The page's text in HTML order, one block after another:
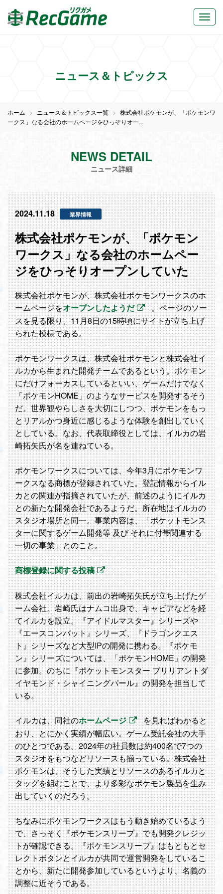
オープンしたよ...">オープンしたよ...">
ニュース＆トピックス
ホーム ニュース＆トピックス一覧
株式会社ポケモンが、「ポケモンワ
ークス」なる会社のホームページをひっそりオー...
NEWS DETAIL
ニュース詳細
2024.11.18 業界情報
株式会社ポケモンが、「ポケモン
ワークス」なる会社のホームペー
ジをひっそりオープンしていた
株式会社ポケモンが、株式会社ポケモンワークスのホ
ームページをオープンしたようだ
。ページのソー
スを見る限り、11月8日の15時頃にサイトが立ち上げ
られた模様である。
ポケモンワークスは、株式会社ポケモンと株式会社イ
ルカから生まれた開発チームであるという。ポケモン
にだけフォーカスしているといい、ゲームだけでなく
「ポケモンHOME」のようなサービスを開発するそう
だ。世界観やらしさを大切にしつつ、ポケモンをもっ
とリアルかつ身近に感じるような体験を創出していく
としている。なお、代表取締役としては、イルカの岩
崎拓矢氏が名を連ねている。
ポケモンワークスについては、今年3月にポケモンワ
ークスなる商標が登録されていた。登記情報からイル
カとの関連が指摘されていたが、前述のようにイルカ
との新たな開発会社であるようだ。所在地はイルカの
スタジオ場所と同一。事業内容は、「ポケットモンス
ターに関するゲーム開発等 及び それに付帯関連する
一切の事業」とのこと。
商標登録に関する投稿
株式会社イルカは、前出の岩崎拓矢氏が立ち上げたゲ
ーム会社。岩崎氏はナムコ出身で、キャビアなどを経
てイルカを設立。『アイドルマスター』シリーズや
『エースコンバット』シリーズ、『ドラゴンクエス
ト』シリーズなど大型IPの開発に携わる。『ポケモ
ン』シリーズについては、「ポケモンHOME」の開発
に参加。のちに『ポケットモンスター ブリリアントダ
イヤモンド・シャイニングパール』の開発を担当して
いる。
イルカは、同社のホームページ
を見ればわかると
おり、とにかく実績が幅広い。ゲーム受託会社の大手
のひとつである。2024年の社員数は約400名で7つの
スタジオをもつなどリソースも揃っている。株式会社
ポケモンは、そうした実績とリソースのあるイルカと
タッグを組むことで、より多彩なポケモン製品を生み
出していくのだろう。
ちなみにポケモンワークスはもう動き始めているよう
で、さっそく『ポケモンスリープ』でも開発クレジッ
トが確認できる。『ポケモンスリープ』はもともとセ
レクトボタンとイルカが共同で運営開発をしているこ
とから、新たに開発参加しているというより、名義の
調整に近そうである。